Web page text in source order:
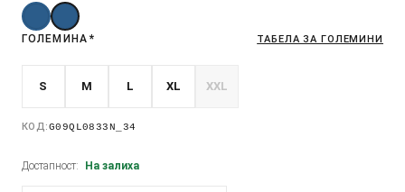
ГОЛЕМИНА * ТАБЕЛА ЗА ГОЛЕМИНИ
S M L XL XXL
КОД:G09QL0833N_34
Достапност: На залиха